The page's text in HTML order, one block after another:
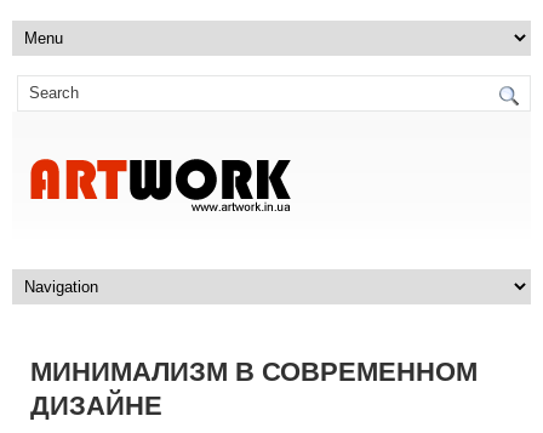
МИНИМАЛИЗМ В СОВРЕМЕННОМ
ДИЗАЙНЕ